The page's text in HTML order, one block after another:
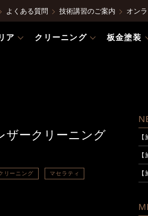
よくある質問 技術講習のご案内 オン
ア クリーニング 板金塗装
ザークリーニング
リーニング マセラティ